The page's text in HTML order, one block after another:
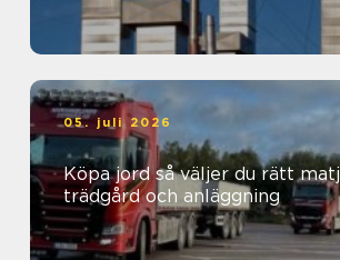
05. juli 2026
Köpa jord så väljer du rätt matjord till
trädgård och anläggning